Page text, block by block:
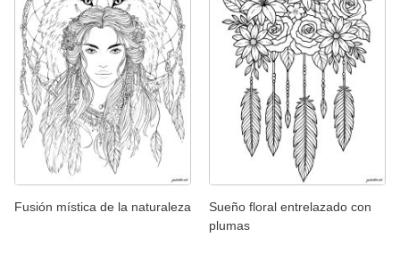
Fusión mística de la naturaleza
Sueño floral entrelazado con
plumas